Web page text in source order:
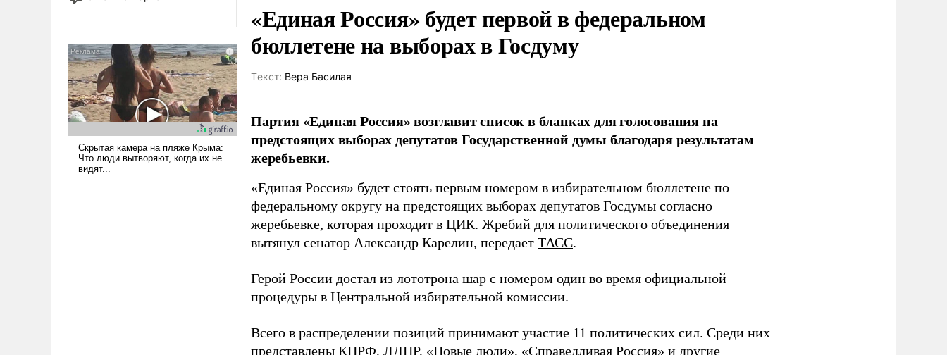
революционных изменений.
псевдонаучной фантастики,
стало всерьез обсуждаемой
идеей.
«Единая Россия» будет первой в федеральном
бюллетене на выборах в Госдуму
Tекст: Вера Басилая
Партия «Единая Россия» возглавит список в бланках для голосования на
предстоящих выборах депутатов Государственной думы благодаря результатам
жеребьевки.
«Единая Россия» будет стоять первым номером в избирательном бюллетене по
федеральному округу на предстоящих выборах депутатов Госдумы согласно
жеребьевке, которая проходит в ЦИК. Жребий для политического объединения
вытянул сенатор Александр Карелин, передает ТАСС.
Герой России достал из лототрона шар с номером один во время официальной
процедуры в Центральной избирательной комиссии.
Всего в распределении позиций принимают участие 11 политических сил. Среди них
представлены КПРФ, ЛДПР, «Новые люди», «Справедливая Россия» и другие